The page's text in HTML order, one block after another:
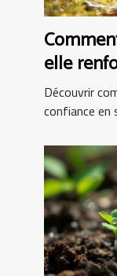
elle
?
Découvrir
confiance en